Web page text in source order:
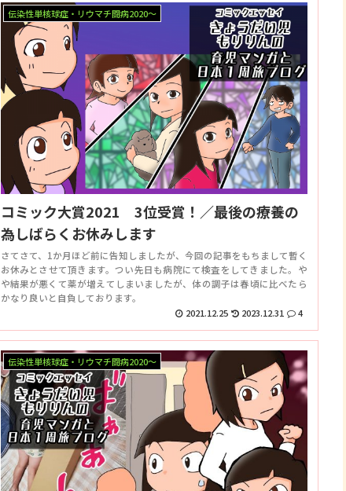
伝染性単核球症・リウマチ闘病2020～
コミック大賞2021 3位受賞！／最後の療養の
為しばらくお休みします
さてさて、1か月ほど前に告知しましたが、今回の記事をもちまして暫く
お休みとさせて頂きます。つい先日も病院にて検査をしてきました。や
や結果が悪くて薬が増えてしまいましたが、体の調子は春頃に比べたら
かなり良いと自負しております。
2021.12.25
2023.12.31 4
伝染性単核球症・リウマチ闘病2020～